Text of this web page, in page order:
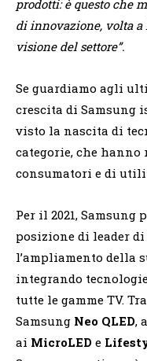
prodotti: è questo che
di innovazione, volta
visione del settore”.
Se guardiamo agli
crescita di Samsung
visto la nascita di
categorie, che
consumatori e di
Per il 2021, Samsung
posizione di leader
l’ampliamento della
integrando
tutte le gamme TV.
Samsung Neo QLED,
ai MicroLED e